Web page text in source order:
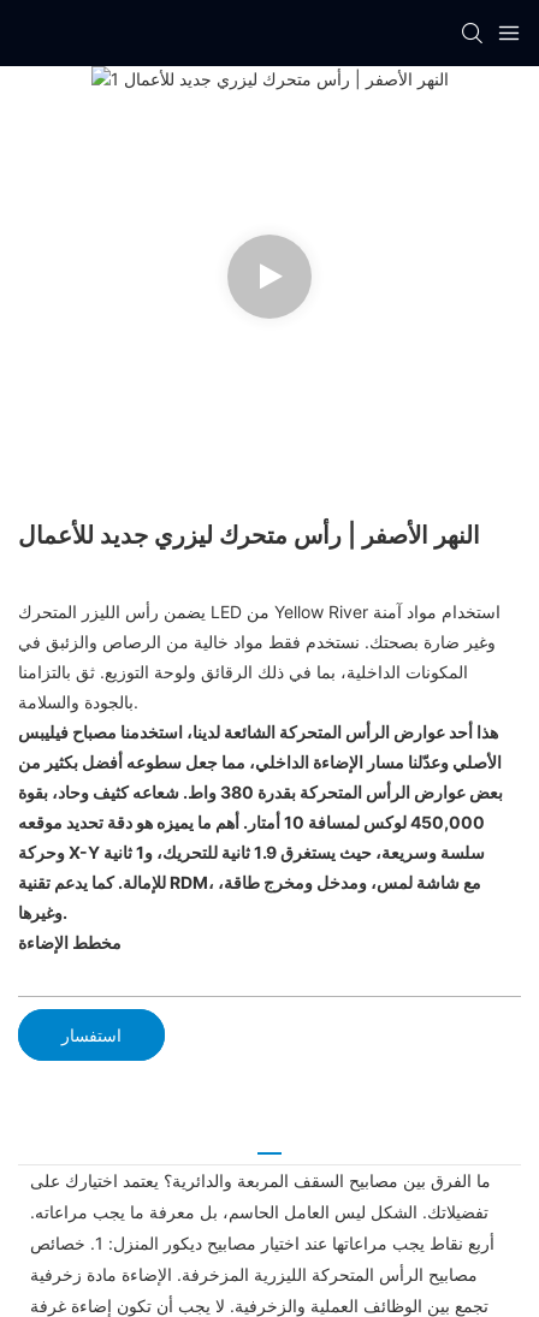
النهر الأصفر | رأس متحرك ليزري جديد للأعمال
يضمن رأس الليزر المتحرك LED من Yellow River استخدام مواد آمنة
وغير ضارة بصحتك. نستخدم فقط مواد خالية من الرصاص والزئبق في
المكونات الداخلية، بما في ذلك الرقائق ولوحة التوزيع. ثق بالتزامنا
بالجودة والسلامة.
هذا أحد عوارض الرأس المتحركة الشائعة لدينا، استخدمنا مصباح فيليبس
الأصلي وعدّلنا مسار الإضاءة الداخلي، مما جعل سطوعه أفضل بكثير من
بعض عوارض الرأس المتحركة بقدرة 380 واط. شعاعه كثيف وحاد، بقوة
450,000 لوكس لمسافة 10 أمتار. أهم ما يميزه هو دقة تحديد موقعه
وحركة X-Y سلسة وسريعة، حيث يستغرق 1.9 ثانية للتحريك، و1 ثانية
للإمالة. كما يدعم تقنية RDM، مع شاشة لمس، ومدخل ومخرج طاقة،
وغيرها.
مخطط الإضاءة
استفسار
ما الفرق بين مصابيح السقف المربعة والدائرية؟ يعتمد اختيارك على
تفضيلاتك. الشكل ليس العامل الحاسم، بل معرفة ما يجب مراعاته.
أربع نقاط يجب مراعاتها عند اختيار مصابيح ديكور المنزل: 1. خصائص
مصابيح الرأس المتحركة الليزرية المزخرفة. الإضاءة مادة زخرفية
تجمع بين الوظائف العملية والزخرفية. لا يجب أن تكون إضاءة غرفة